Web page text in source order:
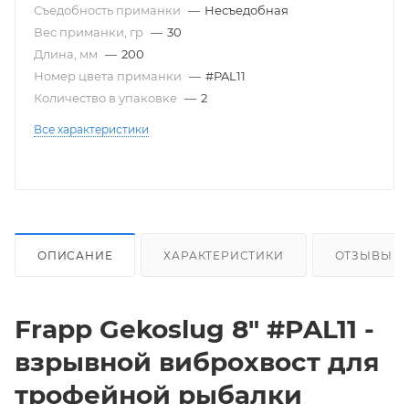
Съедобность приманки — Несъедобная
Вес приманки, гр — 30
Длина, мм — 200
Номер цвета приманки — #PAL11
Количество в упаковке — 2
Все характеристики
ОПИСАНИЕ ХАРАКТЕРИСТИКИ ОТЗЫВЫ
Frapp Gekoslug 8" #PAL11 -
взрывной виброхвост для
трофейной рыбалки